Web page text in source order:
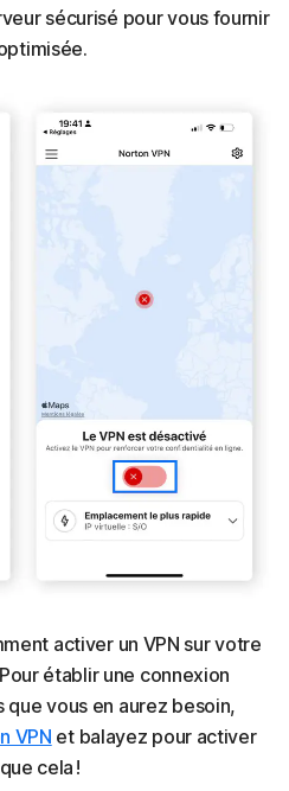
sécurisé pour vous fournir
activer un VPN sur votre
établir une connexion
vous en aurez besoin,
VPN et balayez pour activer
cela !